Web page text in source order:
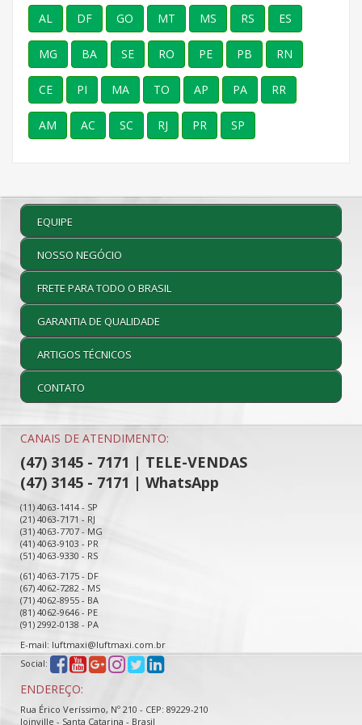
AL DF GO MT MS RS ES
MG BA SE RO PE PB RN
CE PI MA TO AP PA RR
AM AC SC RJ PR SP
EQUIPE
NOSSO NEGÓCIO
FRETE PARA TODO O BRASIL
GARANTIA DE QUALIDADE
ARTIGOS TÉCNICOS
CONTATO
CANAIS DE ATENDIMENTO:
(47) 3145 - 7171 | TELE-VENDAS
(47) 3145 - 7171 | WhatsApp
(11) 4063-1414 - SP
(21) 4063-7171 - RJ
(31) 4063-7707 - MG
(41) 4063-9103 - PR
(51) 4063-9330 - RS
(61) 4063-7175 - DF
(67) 4062-7282 - MS
(71) 4062-8955 - BA
(81) 4062-9646 - PE
(91) 2992-0138 - PA
E-mail: luftmaxi@luftmaxi.com.br
Social:
ENDEREÇO:
Rua Érico Veríssimo, Nº 210 - CEP: 89229-210
Joinville - Santa Catarina - Brasil